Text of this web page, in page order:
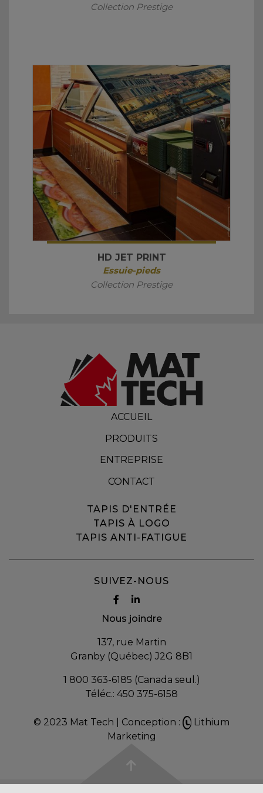
Collection Prestige
HD JET PRINT
Essuie-pieds
Collection Prestige
ACCUEIL
PRODUITS
ENTREPRISE
CONTACT
TAPIS D'ENTRÉE
TAPIS À LOGO
TAPIS ANTI-FATIGUE
SUIVEZ-NOUS
Nous joindre
137, rue Martin
Granby (Québec) J2G 8B1
1 800 363-6185 (Canada seul.)
Téléc.: 450 375-6158
© 2023 Mat Tech | Conception :
Lithium
Marketing